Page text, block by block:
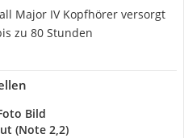
Major IV Kopfhörer versorgt
zu 80 Stunden
Bild
(Note 2,2)